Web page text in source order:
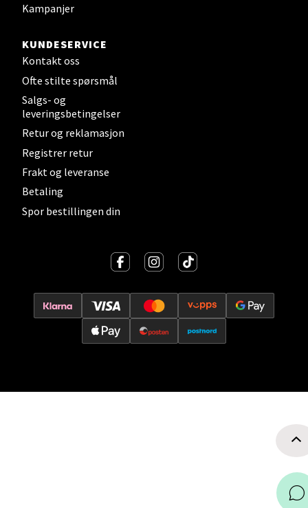
Kampanjer
KUNDESERVICE
Kontakt oss
Ofte stilte spørsmål
Salgs- og
leveringsbetingelser
Retur og reklamasjon
Registrer retur
Frakt og leveranse
Betaling
Spor bestillingen din